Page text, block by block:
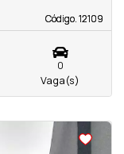
Código. 12109
Código. 12109
0
Vaga(s)